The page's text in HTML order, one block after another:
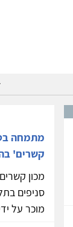
מתמחה
קשרים'
מכון
סניפים
מוכר על